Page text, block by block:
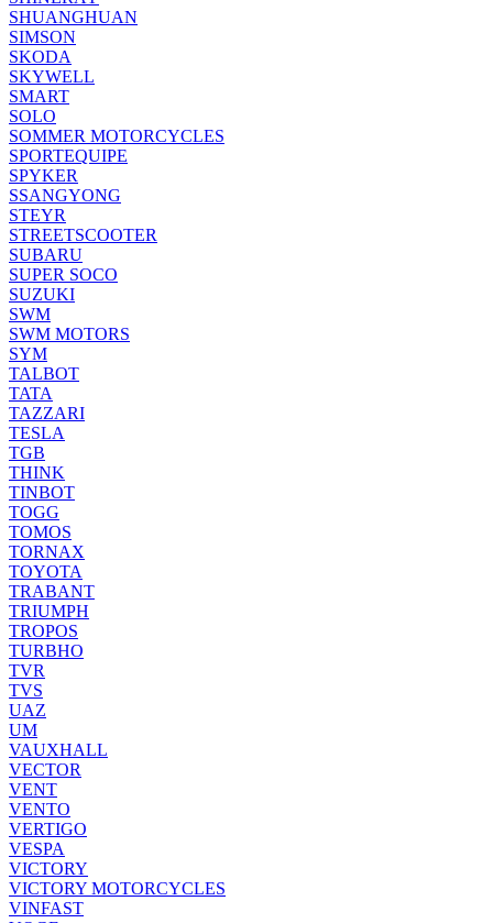
SHUANGHUAN
SIMSON
SKODA
SKYWELL
SMART
SOLO
SOMMER MOTORCYCLES
SPORTEQUIPE
SPYKER
SSANGYONG
STEYR
STREETSCOOTER
SUBARU
SUPER SOCO
SUZUKI
SWM
SWM MOTORS
SYM
TALBOT
TATA
TAZZARI
TESLA
TGB
THINK
TINBOT
TOGG
TOMOS
TORNAX
TOYOTA
TRABANT
TRIUMPH
TROPOS
TURBHO
TVR
TVS
UAZ
UM
VAUXHALL
VECTOR
VENT
VENTO
VERTIGO
VESPA
VICTORY
VICTORY MOTORCYCLES
VINFAST